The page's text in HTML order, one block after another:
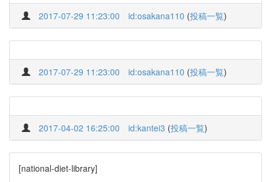
2017-07-29 11:23:00 id:osakana110 (投稿一覧)
2017-07-29 11:23:00 id:osakana110 (投稿一覧)
2017-04-02 16:25:00 id:kantei3 (投稿一覧)
[national-diet-library]